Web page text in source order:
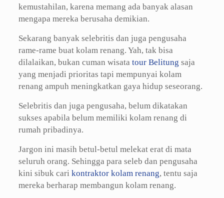
kemustahilan, karena memang ada banyak alasan
mengapa mereka berusaha demikian.
Sekarang banyak selebritis dan juga pengusaha
rame-rame buat kolam renang. Yah, tak bisa
dilalaikan, bukan cuman wisata tour Belitung saja
yang menjadi prioritas tapi mempunyai kolam
renang ampuh meningkatkan gaya hidup seseorang.
Selebritis dan juga pengusaha, belum dikatakan
sukses apabila belum memiliki kolam renang di
rumah pribadinya.
Jargon ini masih betul-betul melekat erat di mata
seluruh orang. Sehingga para seleb dan pengusaha
kini sibuk cari kontraktor kolam renang, tentu saja
mereka berharap membangun kolam renang.